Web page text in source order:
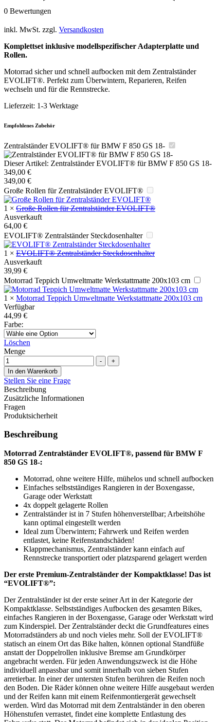
0 Bewertungen
inkl. MwSt. zzgl. Versandkosten
Komplettset inklusive modellspezifischer Adapterplatte und
Rollen.
Motorrad sicher und schnell aufbocken mit dem Zentralständer
EVOLIFT®. Perfekt zum Überwintern, Reparieren, Reifen
wechseln und für die Rennstrecke.
Lieferzeit: 1-3 Werktage
Empfohlenes Zubehör
Zentralständer EVOLIFT® für BMW F 850 GS 18-
Dieser Artikel: Zentralständer EVOLIFT® für BMW F 850 GS 18-
349,00 €
349,00 €
Große Rollen für Zentralständer EVOLIFT®
1 × Große Rollen für Zentralständer EVOLIFT®
Ausverkauft
64,00 €
EVOLIFT® Zentralständer Steckdosenhalter
1 × EVOLIFT® Zentralständer Steckdosenhalter
Ausverkauft
39,99 €
Motorrad Teppich Umweltmatte Werkstattmatte 200x103 cm
1 × Motorrad Teppich Umweltmatte Werkstattmatte 200x103 cm
Verfügbar
44,99 €
Farbe:
Löschen
Menge
-
+
In den Warenkorb
Stellen Sie eine Frage
Beschreibung
Zusätzliche Informationen
Fragen
Produktsicherheit
Beschreibung
Motorrad Zentralständer EVOLIFT®, passend für BMW F
850 GS 18-:
Motorrad, ohne weitere Hilfe, mühelos und schnell aufbocken
Einfaches selbstständiges Rangieren in der Boxengasse,
Garage oder Werkstatt
4x doppelt gelagerte Rollen
Zentralständer ist in 7 Stufen höhenverstellbar; Arbeitshöhe
kann optimal eingestellt werden
Ideal zum Überwintern; Fahrwerk und Reifen werden
entlastet, keine Reifenstandschäden!
Klappmechanismus, Zentralständer kann einfach auf
Rennstrecke transportiert oder platzsparend gelagert werden
Der erste Premium-Zentralständer der Kompaktklasse! Das ist
“EVOLIFT®”:
Der Zentralständer ist der erste seiner Art in der Kategorie der
Kompaktklasse. Selbstständiges Aufbocken des gesamten Bikes,
einfaches Rangieren in der Boxengasse, Garage oder Werkstatt wird
zum Kinderspiel. Der Zentralständer deckt die Grundfeatures eines
Motorradständers ab und noch vieles mehr. Soll der EVOLIFT®
statisch an einem Ort das Bike halten, können optional Standfüße
anstatt der Doppelrollen inklusive Bremse am Grundkörper
angebracht werden. Für jeden Anwendungszweck ist die Höhe
individuell anpassbar und somit innerhalb von sieben Stufen
arretierbar. In einer der untersten Stufen berühren die Reifen noch
den Boden. Die Räder können ohne weitere Hilfe ausgebaut werden
und der Reifen kann mit einem Reifenmontiergerät gewechselt
werden. Wird das Motorrad mit dem Zentralständer in den oberen
Höhenstufen verrastet, findet eine komplette Entlastung des